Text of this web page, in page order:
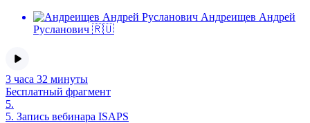
Андреищев Андрей
Русланович 🇷🇺
3 часа 32 минуты
Бесплатный фрагмент
5.
5. Запись вебинара ISAPS